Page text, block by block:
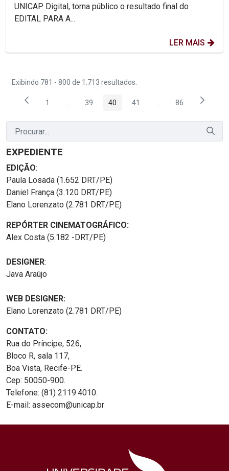
UNICAP Digital, torna público o resultado final do
EDITAL PARA A...
LER MAIS
Exibindo 781 - 800 de 1.713 resultados.
Página
1 Páginas intermediárias Usar ABA para navegar.
Página
39 Página
40 Página
41 PáginasPágina
86
EXPEDIENTE
EDIÇÃO:
Paula Losada (1.652 DRT/PE)
Daniel França (3.120 DRT/PE)
Elano Lorenzato (2.781 DRT/PE)
REPÓRTER CINEMATOGRÁFICO:
Alex Costa (5.182 -DRT/PE)
DESIGNER:
Java Araújo
WEB DESIGNER:
Elano Lorenzato (2.781 DRT/PE)
CONTATO:
Rua do Príncipe, 526,
Bloco R, sala 117,
Boa Vista, Recife-PE.
Cep: 50050-900.
Telefone: (81) 2119.4010.
E-mail: assecom@unicap.br